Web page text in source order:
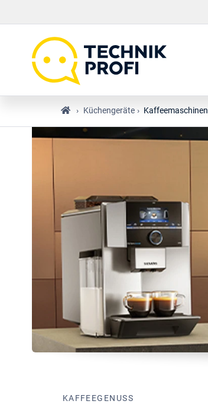
› Küchengeräte › Kaffeemaschinen
KAFFEEGENUSS